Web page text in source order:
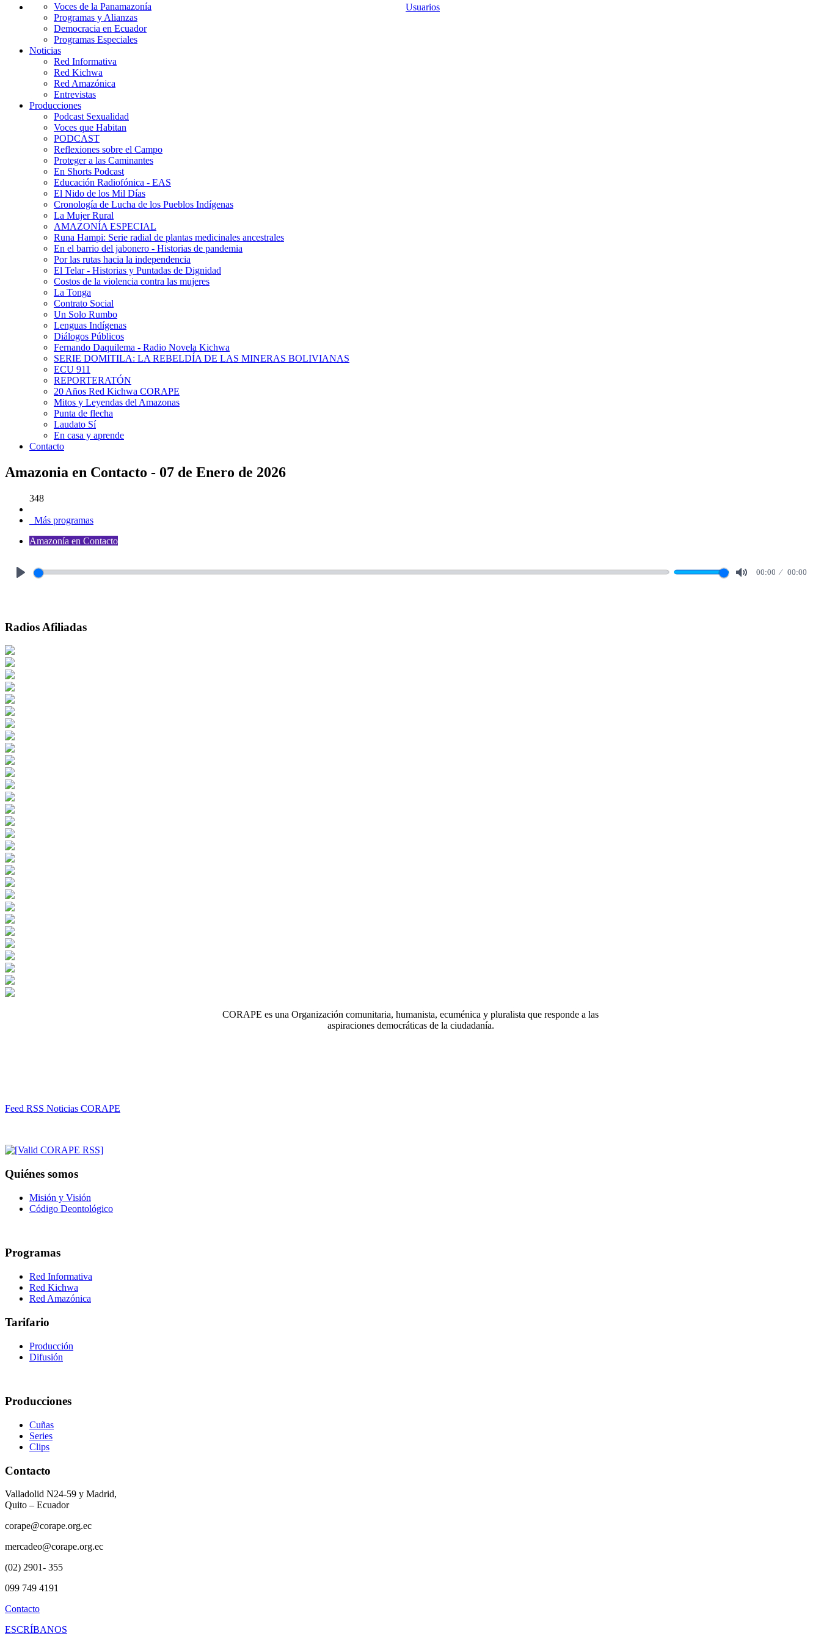
Usuarios
Voces de la Panamazonía
Programas y Alianzas
Democracia en Ecuador
Programas Especiales
Noticias
Red Informativa
Red Kichwa
Red Amazónica
Entrevistas
Producciones
Podcast Sexualidad
Voces que Habitan
PODCAST
Reflexiones sobre el Campo
Proteger a las Caminantes
En Shorts Podcast
Educación Radiofónica - EAS
El Nido de los Mil Días
Cronología de Lucha de los Pueblos Indígenas
La Mujer Rural
AMAZONÍA ESPECIAL
Runa Hampi: Serie radial de plantas medicinales ancestrales
En el barrio del jabonero - Historias de pandemia
Por las rutas hacia la independencia
El Telar - Historias y Puntadas de Dignidad
Costos de la violencia contra las mujeres
La Tonga
Contrato Social
Un Solo Rumbo
Lenguas Indígenas
Diálogos Públicos
Fernando Daquilema - Radio Novela Kichwa
SERIE DOMITILA: LA REBELDÍA DE LAS MINERAS BOLIVIANAS
ECU 911
REPORTERATÓN
20 Años Red Kichwa CORAPE
Mitos y Leyendas del Amazonas
Punta de flecha
Laudato Sí
En casa y aprende
Contacto
Amazonia en Contacto - 07 de Enero de 2026
348
Más programas
Amazonía en Contacto
00:00 00:00
Radios Afiliadas
CORAPE es una Organización comunitaria, humanista, ecuménica y pluralista que responde a las
aspiraciones democráticas de la ciudadanía.
Feed RSS Noticias CORAPE
Quiénes somos
Misión y Visión
Código Deontológico
Programas
Red Informativa
Red Kichwa
Red Amazónica
Tarifario
Producción
Difusión
Producciones
Cuñas
Series
Clips
Contacto
Valladolid N24-59 y Madrid,
Quito – Ecuador
corape@corape.org.ec
mercadeo@corape.org.ec
(02) 2901- 355
099 749 4191
Contacto
ESCRÍBANOS